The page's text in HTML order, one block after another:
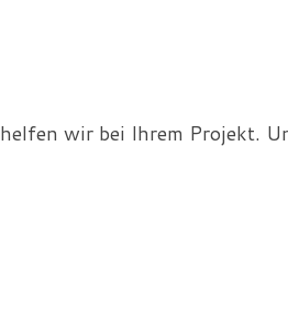
wir bei Ihrem Projekt.